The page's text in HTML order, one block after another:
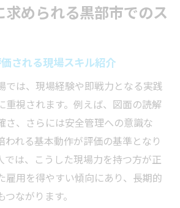
求められる黒部市でのス
される現場スキル紹介
では、現場経験や即戦力となる実践
重視されます。例えば、図面の読解
さ、さらには安全管理への意識な
われる基本動作が評価の基準となり
では、こうした現場力を持つ方が正
雇用を得やすい傾向にあり、長期的
ながります。